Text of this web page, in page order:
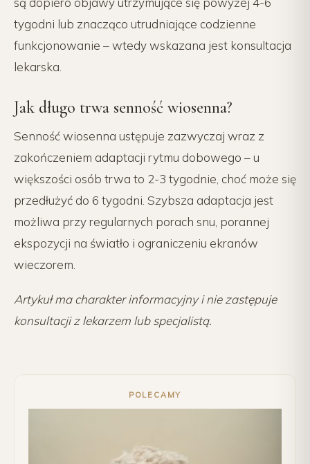
tygodni lub znacząco utrudniające codzienne
funkcjonowanie – wtedy wskazana jest konsultacja
lekarska.
Jak długo trwa senność wiosenna?
Senność wiosenna ustępuje zazwyczaj wraz z
zakończeniem adaptacji rytmu dobowego – u
większości osób trwa to 2-3 tygodnie, choć może się
przedłużyć do 6 tygodni. Szybsza adaptacja jest
możliwa przy regularnych porach snu, porannej
ekspozycji na światło i ograniczeniu ekranów
wieczorem.
Artykuł ma charakter informacyjny i nie zastępuje
konsultacji z lekarzem lub specjalistą.
POLECAMY